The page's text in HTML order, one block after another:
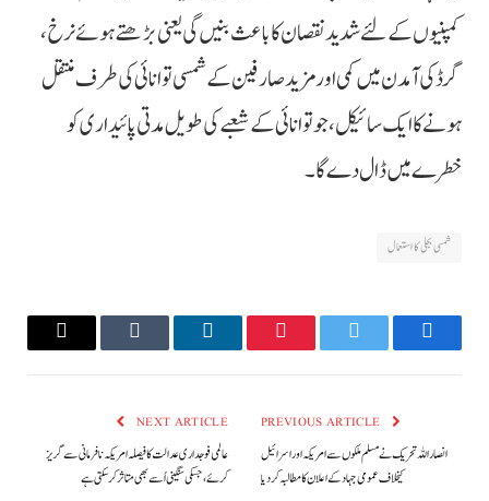
کمپنیوں کے لئے شدید نقصان کا باعث بنیں گی یعنی بڑھتے ہوئے نرخ،
گرڈ کی آمدن میں کمی اور مزید صارفین کے شمسی توانائی کی طرف منتقل
ہونے کا ایک سائیکل، جو توانائی کے شعبے کی طویل مدتی پائیداری کو
خطرے میں ڈال دے گا۔
شمسی بجلی کا استعمال
Facebook
Twitter
Pinterest
LinkedIn
Tumblr
Email
انصار اللہ تحریک نے مسلم ملکوں سے امریکہ اور اسرائیل
کیخلاف عمومی جہاد کے اعلان کا مطالبہ کردیا
NEXT ARTICLE
عالمی فوجداری عدالت کا فیصلہ امریکہ نافرمانی سے گریز
کرئے، جسکی سنگینی اُسے بھی متاثر کرسکتی ہے